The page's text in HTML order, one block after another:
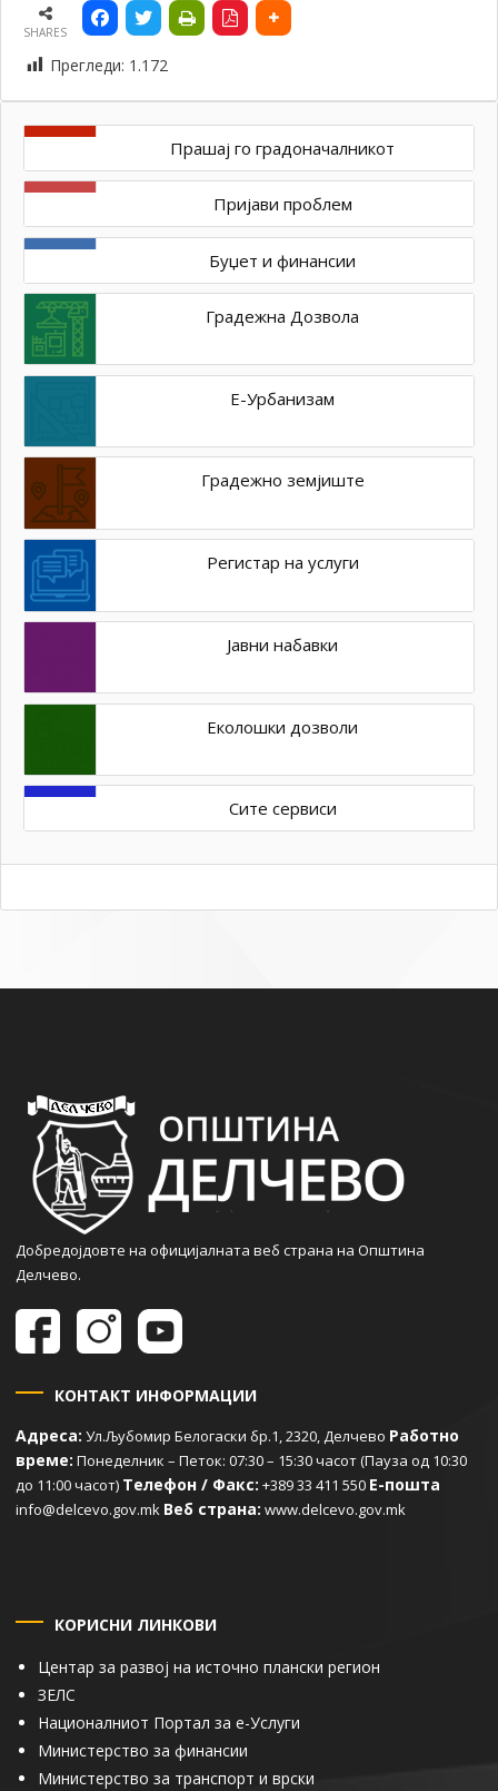
SHARES
Прегледи: 1.172
Прашај го градоначалникот
Пријави проблем
Буџет и финансии
Градежна Дозвола
Е-Урбанизам
Градежно земјиште
Регистар на услуги
Јавни набавки
Еколошки дозволи
Сите сервиси
Добредојдовте на официјалната веб страна на Општина
Делчево.
КОНТАКТ ИНФОРМАЦИИ
Адреса: Ул.Љубомир Белогаски бр.1, 2320, Делчево Работно
време: Понеделник – Петок: 07:30 – 15:30 часот (Пауза од 10:30
до 11:00 часот) Телефон / Факс: +389 33 411 550 Е-пошта
info@delcevo.gov.mk Веб страна: www.delcevo.gov.mk
КОРИСНИ ЛИНКОВИ
Центар за развој на источно плански регион
ЗЕЛС
Националниот Портал за е-Услуги
Министерство за финансии
Министерство за транспорт и врски